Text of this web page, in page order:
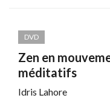
DVD
Zen en
méditatifs
Idris Lahore